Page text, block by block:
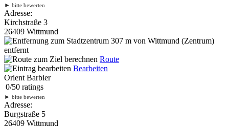
► bitte bewerten
Adresse:
Kirchstraße 3
26409 Wittmund
307 m von Wittmund (Zentrum)
entfernt
Route
Bearbeiten
Orient Barbier
0/50 ratings
► bitte bewerten
Adresse:
Burgstraße 5
26409 Wittmund